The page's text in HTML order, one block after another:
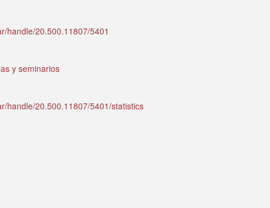
handle/20.500.11807/5401
y seminarios
handle/20.500.11807/5401/statistics